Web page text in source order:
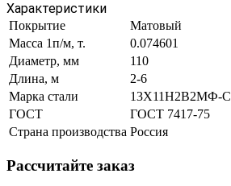
Характеристики
Покрытие
Матовый
Масса 1п/м, т.
0.074601
Диаметр, мм
110
Длина, м
2-6
Марка стали
13Х11Н2В2МФ-
ГОСТ
ГОСТ 7417-75
Страна производства Россия
Рассчитайте заказ